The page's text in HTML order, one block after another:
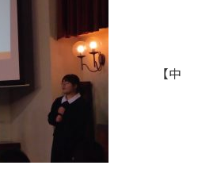
【中